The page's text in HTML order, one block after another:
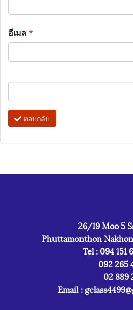
อีเมล*
ตอบกลับ
26/19 Moo 5
Phuttamonthon
Tel : 094 151
092 265
02 889
Email :